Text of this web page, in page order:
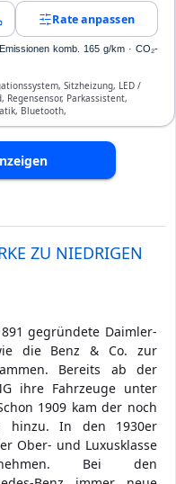
Rate anpassen
komb. 165 g/km · CO₂-
Sitzheizung, LED /
Parkassistent,
Bluetooth,
ESP, ABS, Klimatisierung, Front-
ZU NIEDRIGEN
gegründete Daimler-
die Benz & Co. zur
Bereits ab der
ihre Fahrzeuge unter
1909 kam der noch
hinzu. In den 1930er
Ober- und Luxusklasse
Bei den